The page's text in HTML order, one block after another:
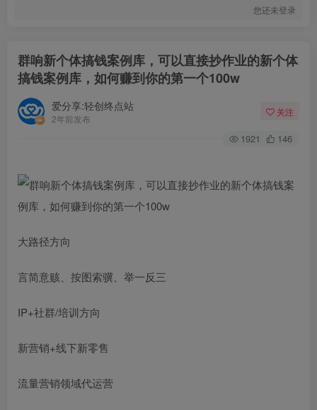
您还未登录
群响新个体‮钱搞‬案例库，可‮直以‬接抄作业的新‮体个‬
搞钱案例库，如何赚到你的第一个100w
爱分享:轻创终点站
2年前发布
关注
1921 146
大路径方向
言简意赅、按图索骥、举一反三
IP+社群/培训方向
新营销+线下新零售
流量营销领域代运营